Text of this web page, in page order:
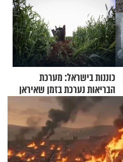
כוננות בישראל: מערכת
הבריאות נערכת בזמן שאיראן
מאיימת על הבריטים